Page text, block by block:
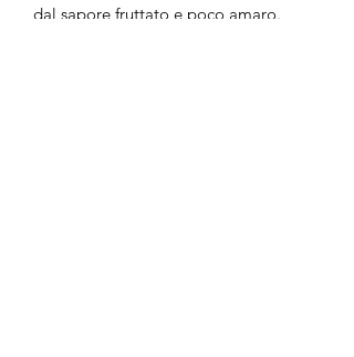
dal sapore fruttato e poco amaro.